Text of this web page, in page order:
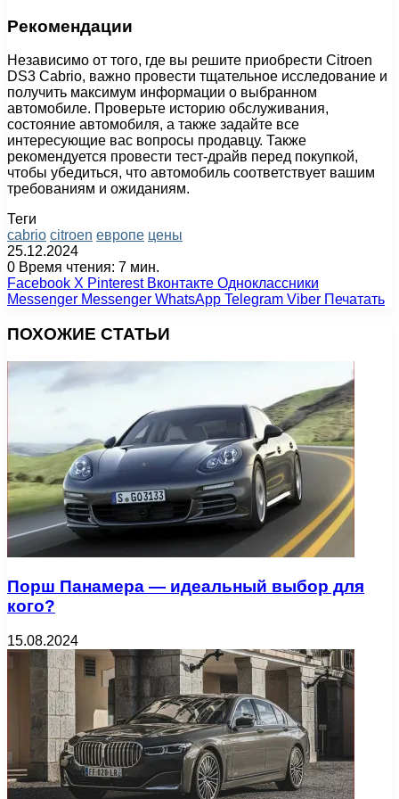
Рекомендации
Независимо от того, где вы решите приобрести Citroen
DS3 Cabrio, важно провести тщательное исследование и
получить максимум информации о выбранном
автомобиле. Проверьте историю обслуживания,
состояние автомобиля, а также задайте все
интересующие вас вопросы продавцу. Также
рекомендуется провести тест-драйв перед покупкой,
чтобы убедиться, что автомобиль соответствует вашим
требованиям и ожиданиям.
Теги
cabrio citroen европе цены
25.12.2024
0 Время чтения: 7 мин.
Facebook X Pinterest Вконтакте Одноклассники
Messenger Messenger WhatsApp Telegram Viber Печатать
ПОХОЖИЕ СТАТЬИ
Порш Панамера — идеальный выбор для
кого?
15.08.2024